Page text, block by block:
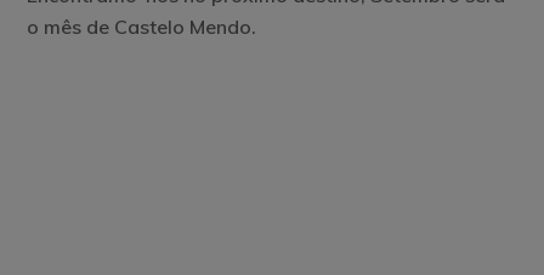
o mês de Castelo Mendo.